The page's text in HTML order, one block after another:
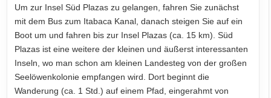
Um zur Insel Süd Plazas zu gelangen, fahren Sie zunächst
mit dem Bus zum Itabaca Kanal, danach steigen Sie auf ein
Boot um und fahren bis zur Insel Plazas (ca. 15 km). Süd
Plazas ist eine weitere der kleinen und äußerst interessanten
Inseln, wo man schon am kleinen Landesteg von der großen
Seelöwenkolonie empfangen wird. Dort beginnt die
Wanderung (ca. 1 Std.) auf einem Pfad, eingerahmt von